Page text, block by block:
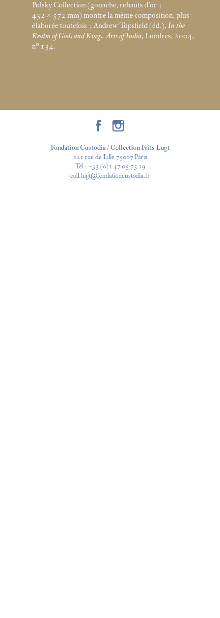
Polsky Collection (gouache, rehauts d’or ;
432 × 572 mm) montre la même composition, plus
élaborée toutefois ; Andrew Topsfield (éd.), In the
Realm of Gods and Kings. Arts of India, Londres, 2004,
n° 134.
Fondation Custodia / Collection Frits Lugt
121 rue de Lille 75007 Paris
Tél : +33 (0)1 47 05 75 19
coll.lugt@fondationcustodia.fr